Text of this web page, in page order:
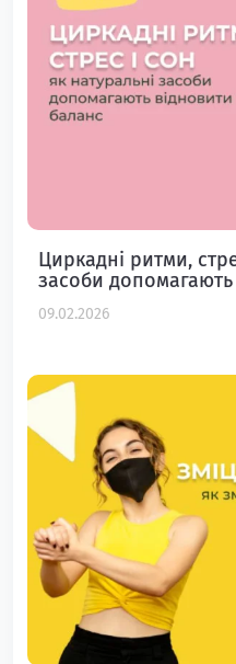
Циркадні ритми,
засоби
09.02.2026